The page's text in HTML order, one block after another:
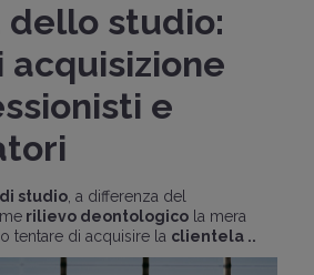
studio:
e
studio, a differenza del
rilievo deontologico la mera
tentare di acquisire la clientela ..